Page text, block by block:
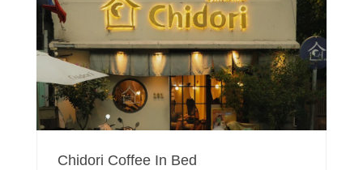
Chidori Coffee In Bed